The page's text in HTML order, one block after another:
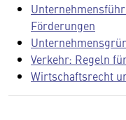
Förderungen
Verkehr: Regeln
Wirtschaftsrecht